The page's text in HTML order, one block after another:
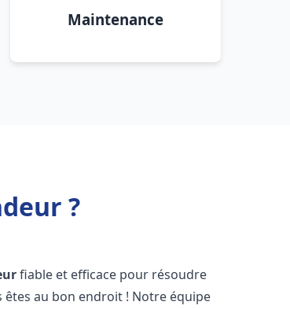
Maintenance
?
fiable et efficace pour résoudre
êtes au bon endroit ! Notre équipe